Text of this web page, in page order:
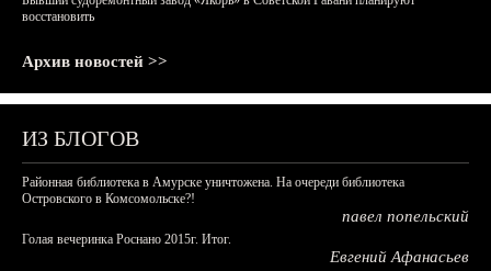
восстановить
Архив новостей >>
ИЗ БЛОГОВ
Районная библиотека в Амурске уничтожена. На очереди библиотека
Островского в Комсомольске?!
павел попельский
Голая вечеринка Роснано 2015г. Итог.
Евгений Афанасьев